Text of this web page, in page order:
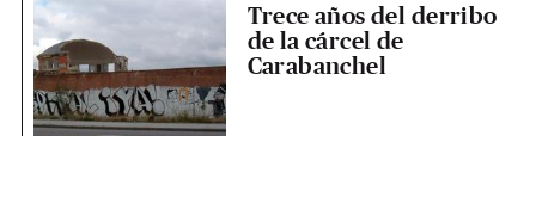
Trece años del derribo
de la cárcel de
Carabanchel